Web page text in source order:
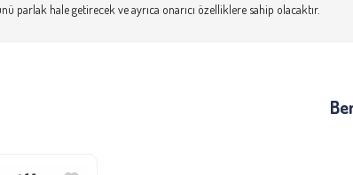
parlak hale getirecek ve ayrıca onarıcı özelliklere sahip olacaktır.